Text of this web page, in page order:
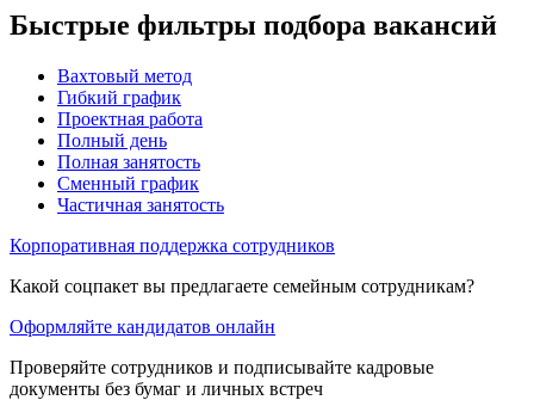
Быстрые фильтры подбора вакансий
Вахтовый метод
Гибкий график
Проектная работа
Полный день
Полная занятость
Сменный график
Частичная занятость
Корпоративная поддержка сотрудников
Какой соцпакет вы предлагаете семейным сотрудникам?
Оформляйте кандидатов онлайн
Проверяйте сотрудников и подписывайте кадровые
документы без бумаг и личных встреч